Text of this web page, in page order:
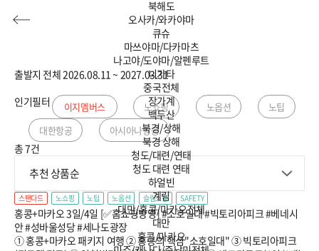
허니문 기획전/홈쇼핑 이벤트/혜택
투어플랜
여행혜택+
허니문 투어플랜/라이프 기업/단체
북해도
오사카/와카야마
큐슈
마쓰야마/다카마츠
나고야/도야마/알펜루트
니가타
중국전체
장가계
백두산
북경/상해
북경상해
청도/대련/연태
청도대련 연태
하얼빈
계림
대만/홍콩/마카오전체
대만
홍콩/마카오
출발지 전체2026.08.11 ~ 2027.03.31
인기필터
이지멤버스 노쇼핑 노옵션
노팁
대한항공
아시아나항공
총 7건
추천 상품순
스탠다드 노쇼핑 노팁 노옵션 슬림쇼핑 SAFETY
홍콩+마카오 3일/4일 [✅홈쇼핑방영] #소호일대 #빅토리아피크 #베네시
안 #성바울성당 #세나도광장
① 홍콩+마카오 패키지 여행 ② 홍콩의 핵심"소호일대" ③ 빅토리아피크